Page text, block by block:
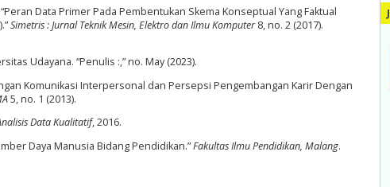
Data Primer Pada Pembentukan Skema Konseptual Yang Faktual
Simetris : Jurnal Teknik Mesin, Elektro dan Ilmu Komputer8, no. 2 (2017).
Udayana. “Penulis :,” no. May (2023).
Komunikasi Interpersonal dan Persepsi Pengembangan Karir Dengan
5, no. 1 (2013).
Data Kualitatif, 2016.
Daya Manusia Bidang Pendidikan.”Fakultas Ilmu Pendidikan, Malang.